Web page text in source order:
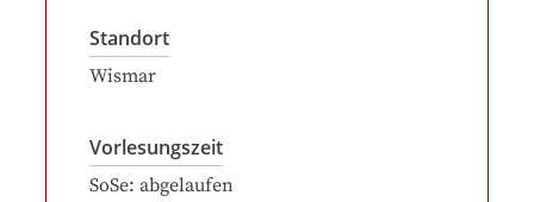
Standort
Wismar
Vorlesungszeit
SoSe: abgelaufen